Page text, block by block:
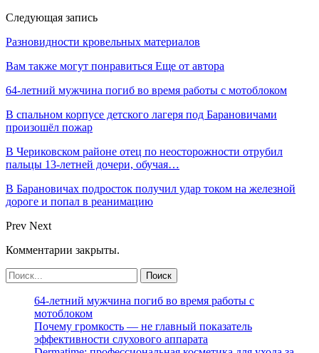
Следующая запись
Разновидности кровельных материалов
Вам также могут понравиться Еще от автора
64-летний мужчина погиб во время работы с мотоблоком
В спальном корпусе детского лагеря под Барановичами
произошёл пожар
В Чериковском районе отец по неосторожности отрубил
пальцы 13-летней дочери, обучая…
В Барановичах подросток получил удар током на железной
дороге и попал в реанимацию
Prev Next
Комментарии закрыты.
64-летний мужчина погиб во время работы с
мотоблоком
Почему громкость — не главный показатель
эффективности слухового аппарата